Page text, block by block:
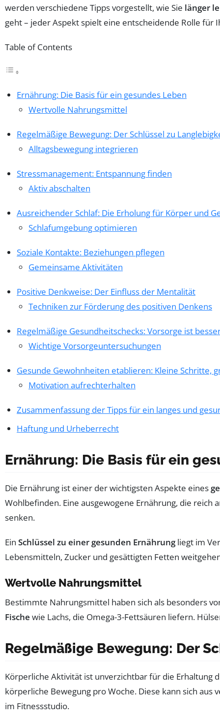
werden verschiedene Tipps vorgestellt, wie Sie länger
geht – jeder Aspekt spielt eine entscheidende Rolle für
Table of Contents
Ernährung: Die Basis für ein gesundes Leben
Wertvolle Nahrungsmittel
Regelmäßige Bewegung: Der Schlüssel zu
Alltagsbewegung integrieren
Stressmanagement: Entspannung finden
Aktiv abschalten
Ausreichender Schlaf: Die Erholung für Körper und
Schlafumgebung optimieren
Soziale Kontakte: Beziehungen pflegen
Gemeinsame Aktivitäten
Positive Denkweise: Der Einfluss der Mentalität
Techniken zur Förderung des positiven Denkens
Regelmäßige Gesundheitschecks: Vorsorge ist
Wichtige Vorsorgeuntersuchungen
Gesunde Gewohnheiten etablieren: Kleine Schritte,
Motivation aufrechterhalten
Zusammenfassung der Tipps für ein langes und
Haftung und Urheberrecht
Ernährung: Die Basis für ein
Die Ernährung ist einer der wichtigsten Aspekte eines
Wohlbefinden. Eine ausgewogene Ernährung, die
senken.
Ein Schlüssel zu einer gesunden Ernährungliegt im
Lebensmitteln, Zucker und gesättigten Fetten
Wertvolle Nahrungsmittel
Bestimmte Nahrungsmittel haben sich als besonders
Fische wie Lachs, die Omega-3-Fettsäuren liefern.
Regelmäßige Bewegung: Der
Körperliche Aktivität ist unverzichtbar für die Erhaltung
körperliche Bewegung pro Woche. Diese kann sich
im Fitnessstudio.